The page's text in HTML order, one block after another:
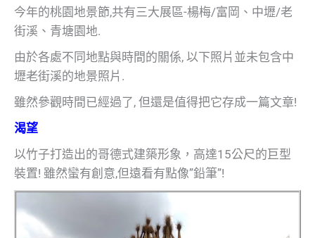
今年的桃園地景節,共有三大展區-楊梅/富岡、中壢/老
街溪、青塘園地.
由於各處不同地點與時間的關係, 以下照片並未包含中
壢老街溪的地景照片.
雖然參觀時間已經過了, 但還是值得把它存成一篇文章!
渴望
以竹子打造出的哥德式建築形象，高達15公尺的巨型
裝置! 雖然蠻有創意,但遠看有點像”鉛筆”!